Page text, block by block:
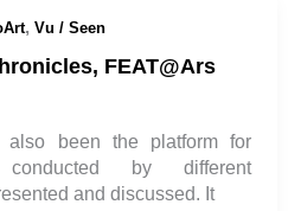
, Vu / Seen
FEAT@Ars
also been the platform for
by different
and discussed. It